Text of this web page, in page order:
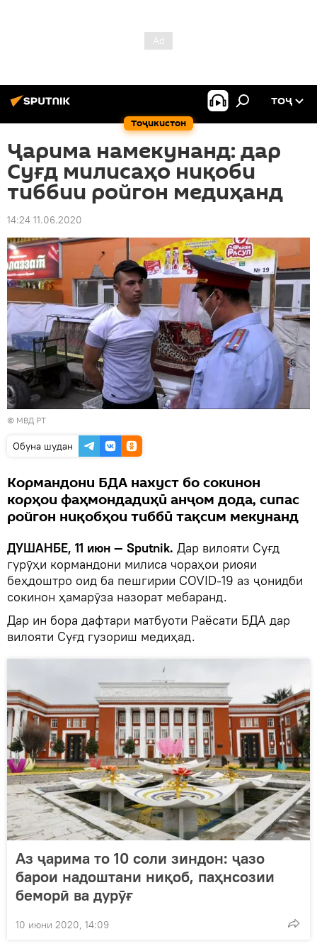
Тоҷикистон
ТОҶ
Ҷарима намекунанд: дар
Суғд милисаҳо ниқоби
тиббии ройгон медиҳанд
14:24 11.06.2020
© МВД РТ
Обуна шудан
Кормандони БДА нахуст бо сокинон
корҳои фаҳмондадиҳӣ анҷом дода, сипас
ройгон ниқобҳои тиббӣ тақсим мекунанд
ДУШАНБЕ, 11 июн — Sputnik. Дар вилояти Суғд
гурӯҳи кормандони милиса чораҳои риояи
беҳдоштро оид ба пешгирии COVID-19 аз ҷонидби
сокинон ҳамарӯза назорат мебаранд.
Дар ин бора дафтари матбуоти Раёсати БДА дар
вилояти Суғд гузориш медиҳад.
Аз ҷарима то 10 соли зиндон: ҷазо
барои надоштани ниқоб, паҳнсозии
беморӣ ва дурӯғ
10 июни 2020, 14:09